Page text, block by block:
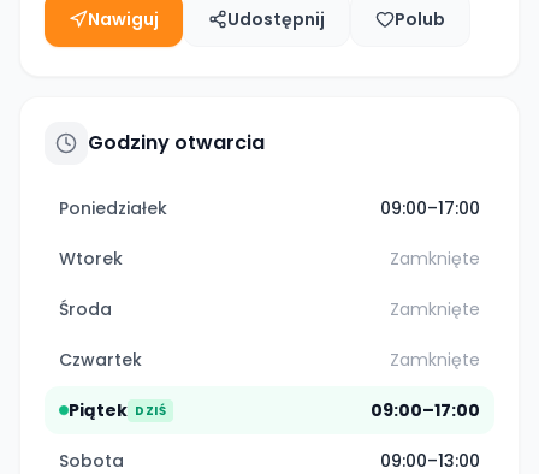
Nawiguj Udostępnij Polub
Godziny otwarcia
Poniedziałek 09:00–17:00
Wtorek Zamknięte
Środa Zamknięte
Czwartek Zamknięte
Piątek DZIŚ 09:00–17:00
Sobota 09:00–13:00